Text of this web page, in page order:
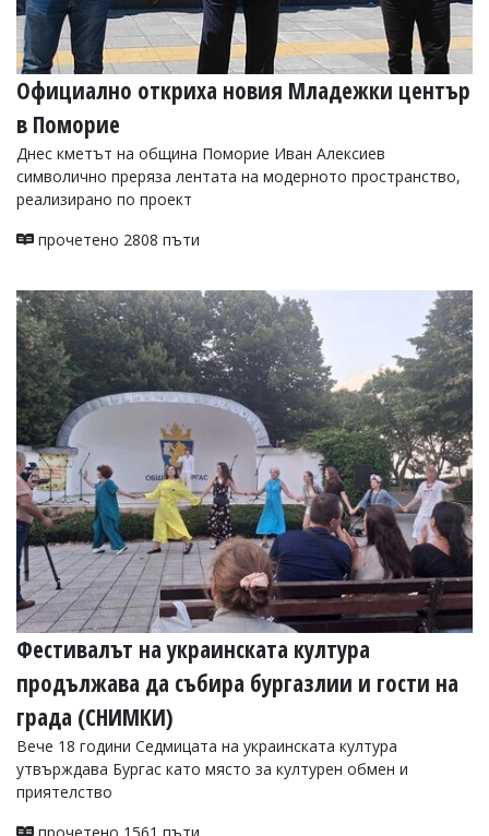
Официално откриха новия Младежки център
в Поморие
Днес кметът на община Поморие Иван Алексиев
символично преряза лентата на модерното пространство,
реализирано по проект
прочетено 2808 пъти
Фестивалът на украинската култура
продължава да събира бургазлии и гости на
града (СНИМКИ)
Вече 18 години Седмицата на украинската култура
утвърждава Бургас като място за културен обмен и
приятелство